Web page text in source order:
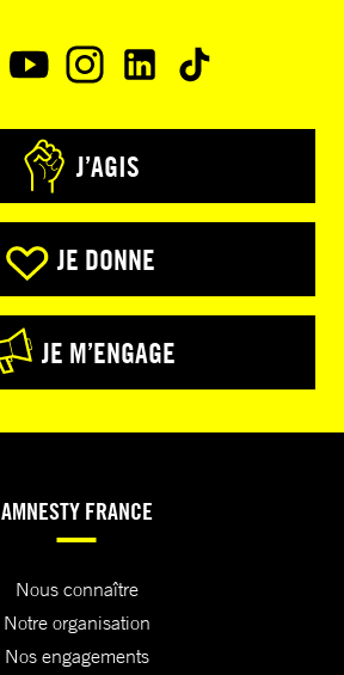
J’AGIS
JE DONNE
JE M’ENGAGE
AMNESTY FRANCE
Nous connaître
Notre organisation
Nos engagements